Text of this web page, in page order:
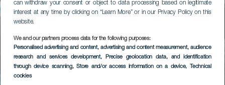
can withdraw your consent or object to data processing based on legitimate
interest at any time by clicking on “Learn More” or in our Privacy Policy on this
website.
We and our partners process data for the following purposes:
Personalised advertising and content, advertising and content measurement, audience
research and services development, Precise geolocation data, and identification
through device scanning, Store and/or access information on a device, Technical
cookies